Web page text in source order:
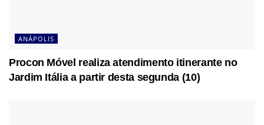
ANÁPOLIS
Procon Móvel realiza atendimento itinerante no
Jardim Itália a partir desta segunda (10)